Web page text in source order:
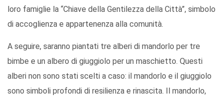
loro famiglie la “Chiave della Gentilezza della Città”, simbolo
di accoglienza e appartenenza alla comunità.
A seguire, saranno piantati tre alberi di mandorlo per tre
bimbe e un albero di giuggiolo per un maschietto. Questi
alberi non sono stati scelti a caso: il mandorlo e il giuggiolo
sono simboli profondi di resilienza e rinascita. Il mandorlo,